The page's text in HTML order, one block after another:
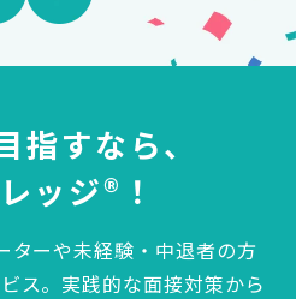
指すなら、
ッジ®！
ターや未経験・中退者の方
ス。 実践的な面接対策から